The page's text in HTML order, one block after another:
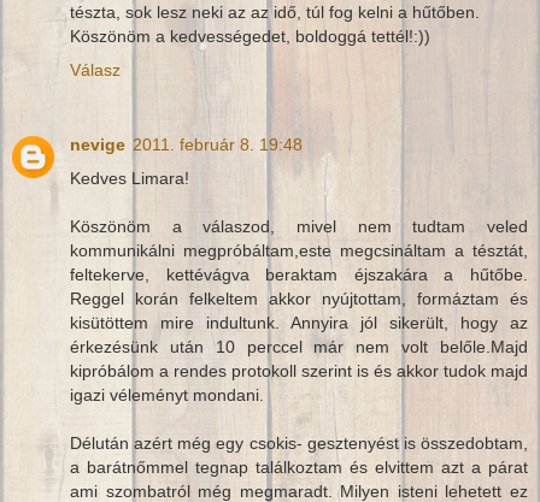
tészta, sok lesz neki az az idő, túl fog kelni a hűtőben.
Köszönöm a kedvességedet, boldoggá tettél!:))
Válasz
nevige 2011. február 8. 19:48
Kedves Limara!
Köszönöm a válaszod, mivel nem tudtam veled
kommunikálni megpróbáltam,este megcsináltam a tésztát,
feltekerve, kettévágva beraktam éjszakára a hűtőbe.
Reggel korán felkeltem akkor nyújtottam, formáztam és
kisütöttem mire indultunk. Annyira jól sikerült, hogy az
érkezésünk után 10 perccel már nem volt belőle.Majd
kipróbálom a rendes protokoll szerint is és akkor tudok majd
igazi véleményt mondani.
Délután azért még egy csokis- gesztenyést is összedobtam,
a barátnőmmel tegnap találkoztam és elvittem azt a párat
ami szombatról még megmaradt. Milyen isteni lehetett ez